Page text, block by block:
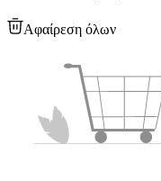
Αφαίρεση όλων